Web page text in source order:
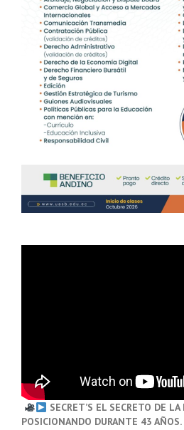
SECRET’S EL SECRETO DE
POSICIONANDO DURANTE 43